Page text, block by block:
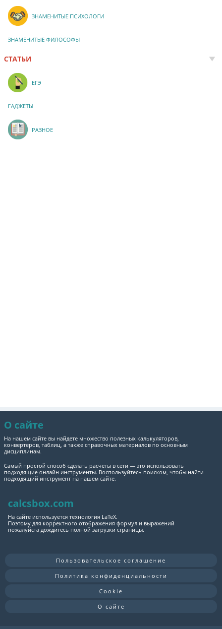
ЗНАМЕНИТЫЕ ПСИХОЛОГИ
ЗНАМЕНИТЫЕ ФИЛОСОФЫ
СТАТЬИ
ЕГЭ
ГАДЖЕТЫ
РАЗНОЕ
О сайте
На нашем сайте вы найдете множество полезных калькуляторов,
конвертеров, таблиц, а также справочных материалов по основным
дисциплинам.
Самый простой способ сделать расчеты в сети — это использовать
подходящие онлайн инструменты. Воспользуйтесь поиском, чтобы найти
подходящий инструмент на нашем сайте.
calcsbox.com
На сайте используется технология LaTeX.
Поэтому для корректного отображения формул и выражений
пожалуйста дождитесь полной загрузки страницы.
Пользовательское соглашение
Политика конфиденциальности
Cookie
О сайте